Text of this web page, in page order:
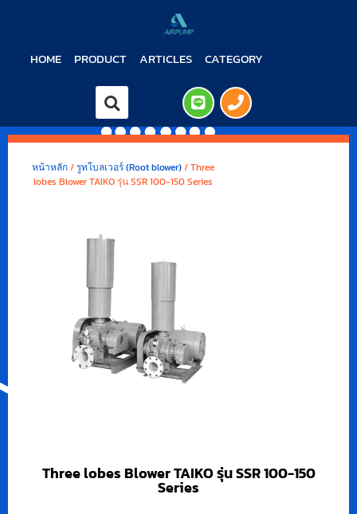
HOME PRODUCT ARTICLES CATEGORY
หน้าหลัก/รูทโบลเวอร์ (Root blower)/ Three
lobes Blower TAIKO รุ่น SSR 100-150 Series
Three lobes Blower TAIKO รุ่น SSR 100-150
Series